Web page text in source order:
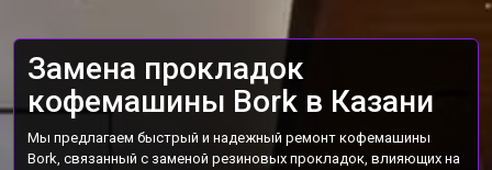
Замена прокладок
кофемашины Bork в Казани
Мы предлагаем быстрый и надежный ремонт кофемашины
Bork, связанный с заменой резиновых прокладок, влияющих на